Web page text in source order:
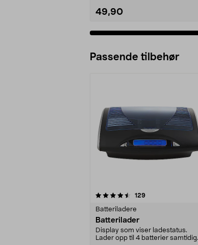
49,90
Passende tilbehør
129anmeldelser
Batteriladere
Batterilader
Display som viser ladestatus.
Lader opp til 4 batterier samtidig.